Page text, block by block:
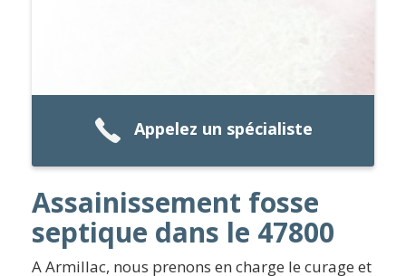
Appelez un spécialiste
Assainissement fosse
septique dans le 47800
A Armillac, nous prenons en charge le curage et